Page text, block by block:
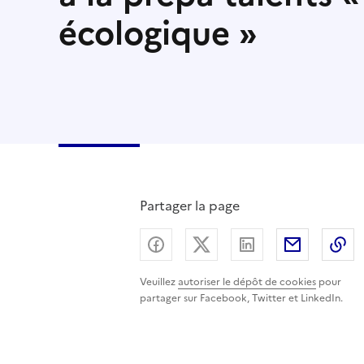
écologique »
Partager la page
Veuillezautoriser le dépôt de cookiespour
partager sur Facebook, Twitter et LinkedIn.
Partager sur Facebook
Partager sur X
Partager sur